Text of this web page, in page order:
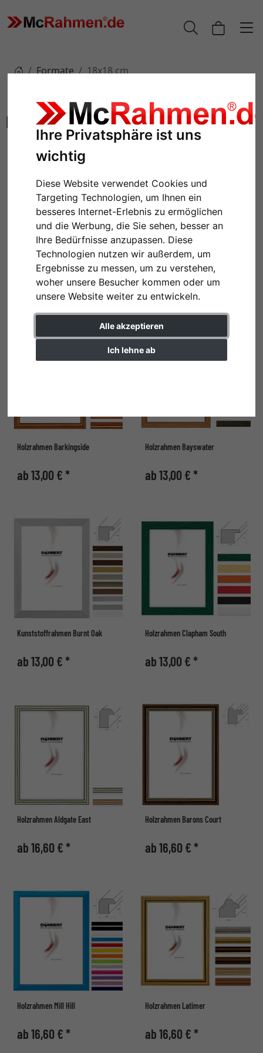
Ihre Privatsphäre ist uns
wichtig
Diese Website verwendet Cookies und
Targeting Technologien, um Ihnen ein
besseres Internet-Erlebnis zu ermöglichen
und die Werbung, die Sie sehen, besser an
Ihre Bedürfnisse anzupassen. Diese
Technologien nutzen wir außerdem, um
Ergebnisse zu messen, um zu verstehen,
woher unsere Besucher kommen oder um
unsere Website weiter zu entwickeln.
Alle akzeptieren
Ich lehne ab
Formate 18x18 cm
Kunststoffrahmen Alperton
ab 13,00 € *
Kunststoffrahmen Archway
ab 13,00 € *
Holzrahmen Barkingside
ab 13,00 € *
Holzrahmen Bayswater
ab 13,00 € *
Kunststoffrahmen Burnt Oak
ab 13,00 € *
Holzrahmen Clapham South
ab 13,00 € *
Holzrahmen Aldgate East
ab 16,60 € *
Holzrahmen Barons Court
ab 16,60 € *
Holzrahmen Mill Hill
ab 16,60 € *
Holzrahmen Latimer
ab 16,60 € *